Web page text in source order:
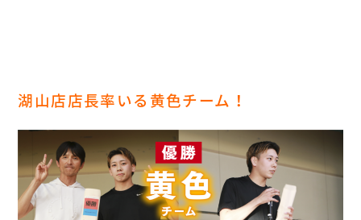
湖山店店長率いる黄色チーム！